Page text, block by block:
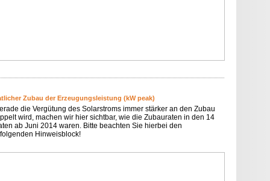
Zubau der Erzeugungsleistung (kW peak)
die Vergütung des Solarstroms immer stärker an den Zubau
wird, machen wir hier sichtbar, wie die Zubauraten in den 14
ab Juni 2014 waren. Bitte beachten Sie hierbei den
Hinweisblock!